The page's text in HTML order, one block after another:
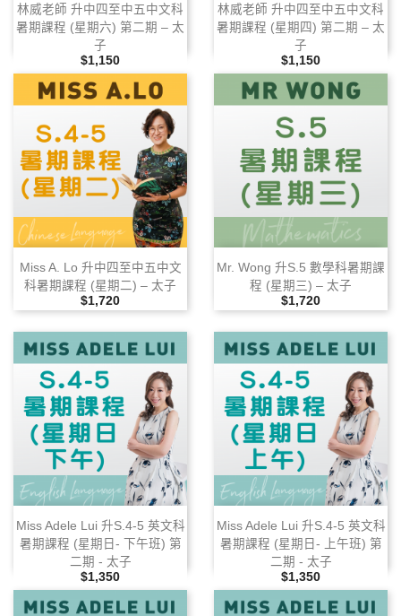
林威老師 升中四至中五中文科
暑期課程 (星期六) 第二期 – 太
子
售價
$1,150
林威老師 升中四至中五中文科
暑期課程 (星期四) 第二期 – 太
子
售價
$1,150
Miss A. Lo 升中四至中五中文
科暑期課程 (星期二) – 太子
售價
$1,720
Mr. Wong 升S.5 數學科暑期課
程 (星期三) – 太子
售價
$1,720
Miss Adele Lui 升S.4‑5 英文科
暑期課程 (星期日‑ 下午班) 第
二期 ‑ 太子
售價
$1,350
Miss Adele Lui 升S.4‑5 英文科
暑期課程 (星期日‑ 上午班) 第
二期 ‑ 太子
售價
$1,350